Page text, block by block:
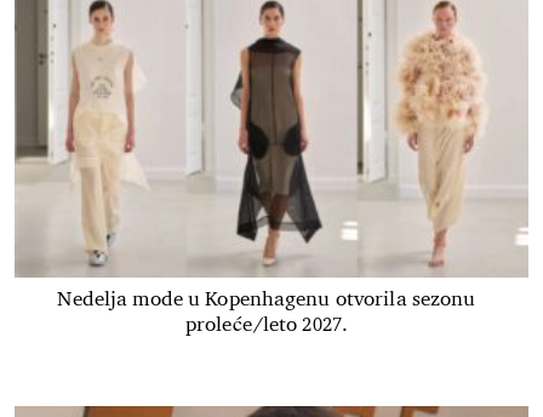
Nedelja mode u Kopenhagenu otvorila sezonu
proleće/leto 2027.